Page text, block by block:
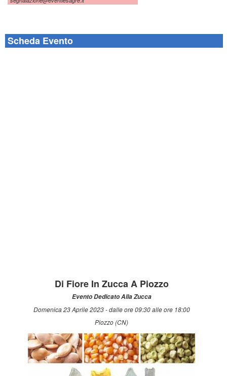
Scheda Evento
Di Fiore In Zucca A Piozzo
Evento Dedicato Alla Zucca
Domenica 23 Aprile 2023 - dalle ore 09:30 alle ore 18:00
Piozzo (CN)